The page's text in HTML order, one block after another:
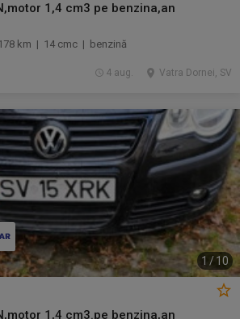
1,4 cm3 pe benzina,an
km | 14 cmc | benzină
Vatra Dornei, SV
4 aug.
1 / 10
1,4 cm3.pe benzina,an